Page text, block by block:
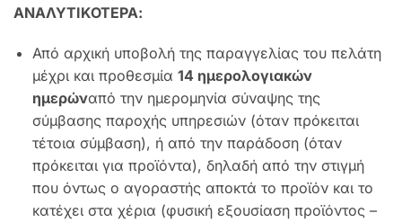
ΑΝΑΛΥΤΙΚΟΤΕΡΑ:
Από αρχική υποβολή της παραγγελίας του πελάτη
μέχρι και προθεσμία 14 ημερολογιακών
ημερώναπό την ημερομηνία σύναψης της
σύμβασης παροχής υπηρεσιών (όταν πρόκειται
τέτοια σύμβαση), ή από την παράδοση (όταν
πρόκειται για προϊόντα), δηλαδή από την στιγμή
που όντως ο αγοραστής αποκτά το προϊόν και το
κατέχει στα χέρια (φυσική εξουσίαση προϊόντος –